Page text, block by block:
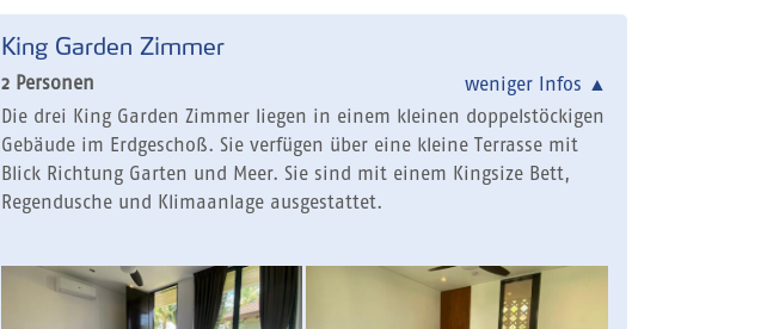
King Garden Zimmer
2 Personen weniger Infos ▲
Die drei King Garden Zimmer liegen in einem kleinen doppelstöckigen
Gebäude im Erdgeschoß. Sie verfügen über eine kleine Terrasse mit
Blick Richtung Garten und Meer. Sie sind mit einem Kingsize Bett,
Regendusche und Klimaanlage ausgestattet.